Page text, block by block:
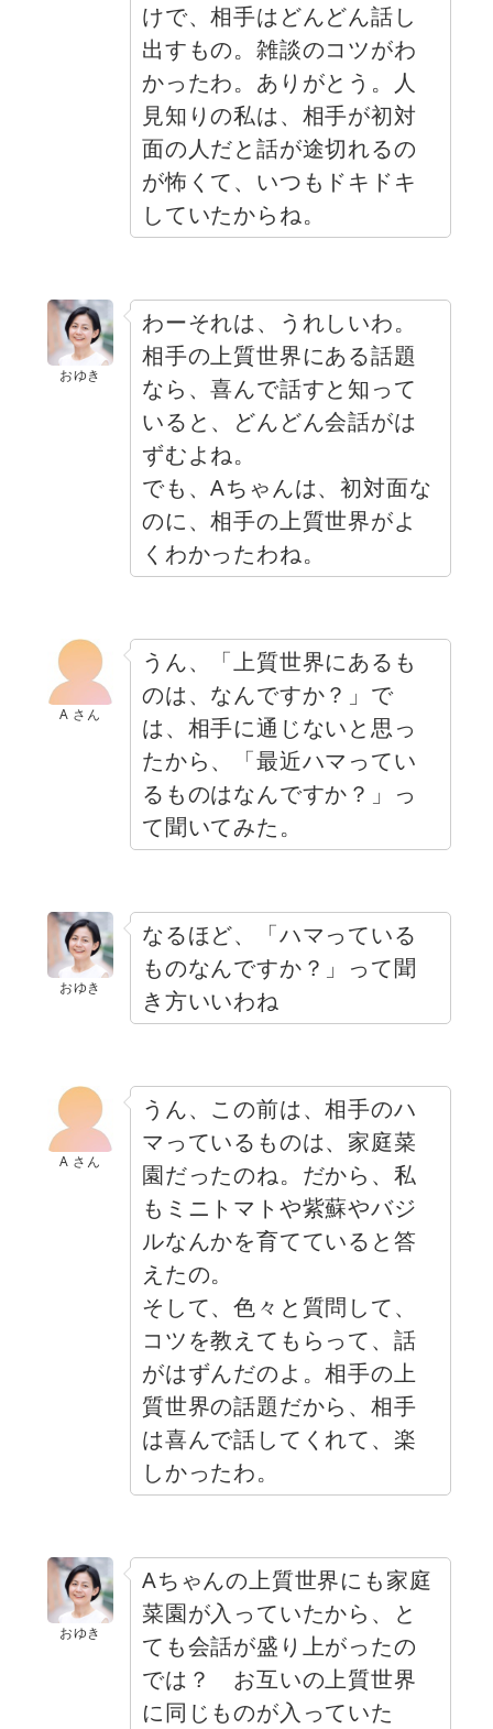
けで、相手はどんどん話し
出すもの。雑談のコツがわ
かったわ。ありがとう。人
見知りの私は、相手が初対
面の人だと話が途切れるの
が怖くて、いつもドキドキ
していたからね。
おゆき
わーそれは、うれしいわ。
相手の上質世界にある話題
なら、喜んで話すと知って
いると、どんどん会話がは
ずむよね。
でも、Aちゃんは、初対面な
のに、相手の上質世界がよ
くわかったわね。
A さん
うん、「上質世界にあるも
のは、なんですか？」で
は、相手に通じないと思っ
たから、「最近ハマってい
るものはなんですか？」っ
て聞いてみた。
おゆき
なるほど、「ハマっている
ものなんですか？」って聞
き方いいわね
A さん
うん、この前は、相手のハ
マっているものは、家庭菜
園だったのね。だから、私
もミニトマトや紫蘇やバジ
ルなんかを育てていると答
えたの。
そして、色々と質問して、
コツを教えてもらって、話
がはずんだのよ。相手の上
質世界の話題だから、相手
は喜んで話してくれて、楽
しかったわ。
おゆき
Aちゃんの上質世界にも家庭
菜園が入っていたから、と
ても会話が盛り上がったの
では？ お互いの上質世界
に同じものが入っていた